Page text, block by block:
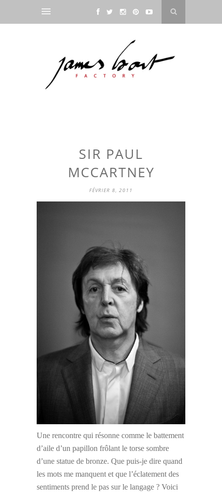
SIR PAUL
MCCARTNEY
FÉVRIER 8, 2011
Une rencontre qui résonne comme le battement
d’aile d’un papillon frôlant le torse sombre
d’une statue de bronze. Que puis-je dire quand
les mots me manquent et que l’éclatement des
sentiments prend le pas sur le langage ? Voici